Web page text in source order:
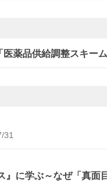
薬品供給調整スキー
31
に学ぶ～なぜ「真面